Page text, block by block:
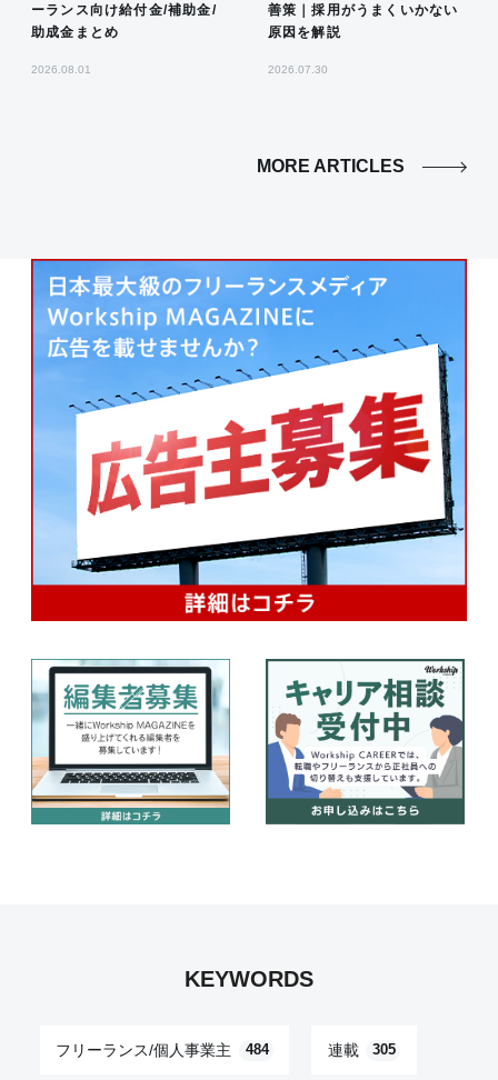
ーランス向け給付金/補助金/
助成金まとめ
2026.08.01
善策｜採用がうまくいかない
原因を解説
2026.07.30
MORE ARTICLES
KEYWORDS
フリーランス/個人事業主 484 連載 305